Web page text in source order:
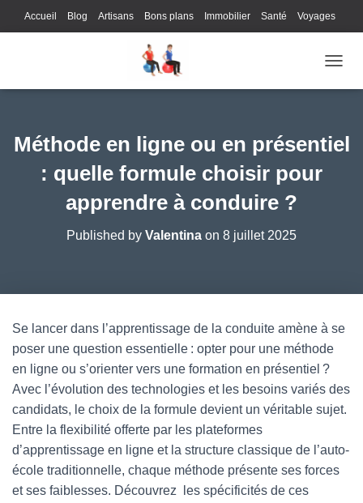
Accueil Blog Artisans Bons plans Immobilier Santé Voyages
Loisirs
Méthode en ligne ou en présentiel
: quelle formule choisir pour
apprendre à conduire ?
Published by Valentina on 8 juillet 2025
Se lancer dans l’apprentissage de la conduite amène à se
poser une question essentielle : opter pour une méthode
en ligne ou s’orienter vers une formation en présentiel ?
Avec l’évolution des technologies et les besoins variés des
candidats, le choix de la formule devient un véritable sujet.
Entre la flexibilité offerte par les plateformes
d’apprentissage en ligne et la structure classique de l’auto-
école traditionnelle, chaque méthode présente ses forces
et ses faiblesses. Découvrez les spécificités de ces